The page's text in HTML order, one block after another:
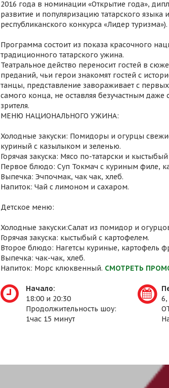
2016 года в номинации «Открытие года»,
развитие и популяризацию татарского языка
республиканского конкурса «Лидер туризма»).
Программа состоит из показа красочного
традиционного татарского ужина.
Театральное действо переносит гостей в
преданий, чьи герои знакомят гостей с
танцы, представление завораживает с
самого конца, не оставляя безучастным даже
зрителя.
МЕНЮ НАЦИОНАЛЬНОГО УЖИНА:
Холодные закуски: Помидоры и огурцы
куриный с казылыком и зеленью.
Горячая закуска: Мясо по-татарски и
Первое блюдо: Суп Токмач с куриным филе,
Выпечка: Эчпочмак, чак чак, хлеб.
Напиток: Чай с лимоном и сахаром.
Детское меню:
Холодные закуски:Салат из помидор и
Горячая закуска: кыстыбый с картофелем.
Второе блюдо: Нагетсы куриные, картофель
Выпечка: чак-чак, хлеб.
Напиток: Морс клюквенный. СМОТРЕТЬ
Начало:
18:00 и 20:30
Продолжительность шоу:
1час 15 минут